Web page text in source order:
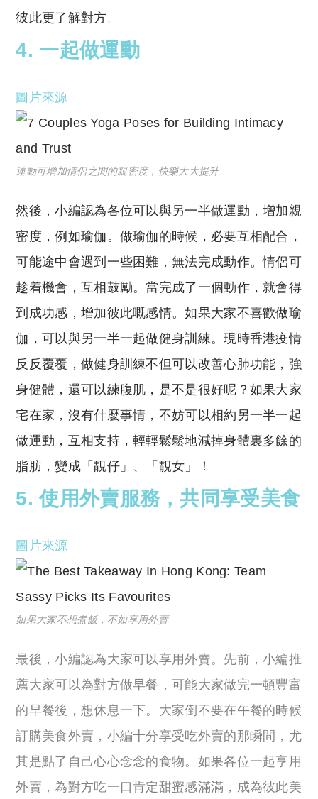
彼此更了解對方。
4. 一起做運動
圖片來源
運動可增加情侶之間的親密度，快樂大大提升
然後，小編認為各位可以與另一半做運動，增加親
密度，例如瑜伽。做瑜伽的時候，必要互相配合，
可能途中會遇到一些困難，無法完成動作。情侶可
趁着機會，互相鼓勵。當完成了一個動作，就會得
到成功感，增加彼此嘅感情。如果大家不喜歡做瑜
伽，可以與另一半一起做健身訓練。現時香港疫情
反反覆覆，做健身訓練不但可以改善心肺功能，強
身健體，還可以練腹肌，是不是很好呢？如果大家
宅在家，沒有什麼事情，不妨可以相約另一半一起
做運動，互相支持，輕輕鬆鬆地減掉身體裏多餘的
脂肪，變成「靚仔」、「靚女」！
5. 使用外賣服務，共同享受美食
圖片來源
如果大家不想煮飯，不如享用外賣
最後，小編認為大家可以享用外賣。先前，小編推
薦大家可以為對方做早餐，可能大家做完一頓豐富
的早餐後，想休息一下。大家倒不要在午餐的時候
訂購美食外賣，小編十分享受吃外賣的那瞬間，尤
其是點了自己心心念念的食物。如果各位一起享用
外賣，為對方吃一口肯定甜蜜感滿滿，成為彼此美